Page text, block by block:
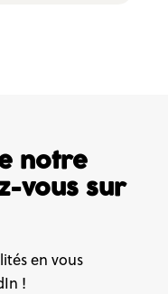
notre
vous sur
en vous
!